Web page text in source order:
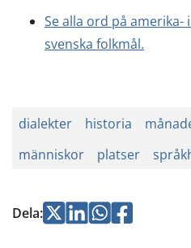
Se alla ord på amerika-
svenska folkmål.
dialekter historia
människor
platser
Dela:Jaa Jaa Jaa
Jaa